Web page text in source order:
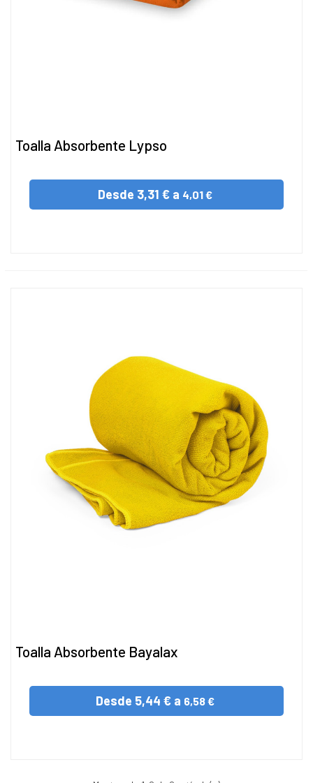
Toalla Absorbente Lypso
Desde 3,31 € a 4,01 €
Toalla Absorbente Bayalax
Desde 5,44 € a 6,58 €